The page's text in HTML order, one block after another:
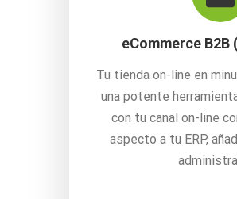
eCommerce
Tu tienda on-line en
una potente
con tu canal on-line
aspecto a tu ERP,